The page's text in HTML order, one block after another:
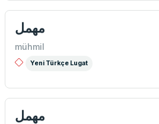
مهمل
mühmil
Yeni Türkçe Lugat
مهمل